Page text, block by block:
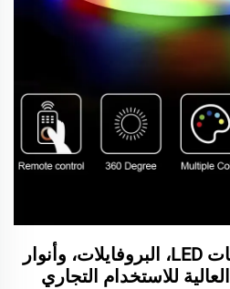
LUMIMORE – شريطات LED، البروفايلات، وأنوار
للاستخدام التجاري